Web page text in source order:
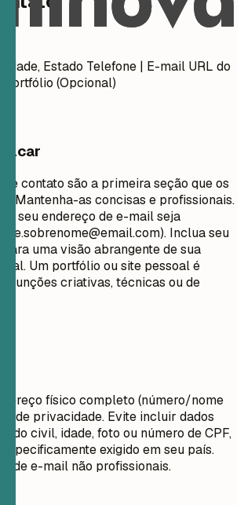
Estado Telefone | E-mail URL do
Portfólio (Opcional)
de contato são a primeira seção que os
Mantenha-as concisas e profissionais.
seu endereço de e-mail seja
). Inclua seu
para uma visão abrangente de sua
Um portfólio ou site pessoal é
funções criativas, técnicas ou de
físico completo (número/nome
de privacidade. Evite incluir dados
civil, idade, foto ou número de CPF,
especificamente exigido em seu país.
de e-mail não profissionais.